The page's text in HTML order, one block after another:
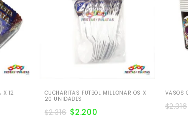
X 12
CUCHARITAS FUTBOL MILLONARIOS X
20 UNIDADES
$2.316 $2.200
VASOS
$2.316